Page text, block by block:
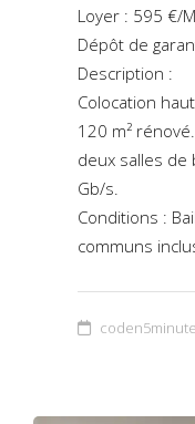
Loyer : 595 €/
Dépôt de
Description :
Colocation
120 m²
deux salles de
Gb/s.
Conditions :
communs